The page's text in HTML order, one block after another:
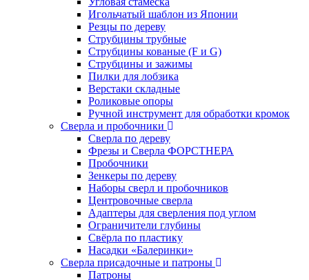
Игольчатый шаблон из Японии
Резцы по дереву
Струбцины трубные
Струбцины кованые (F и G)
Струбцины и зажимы
Пилки для лобзика
Верстаки складные
Роликовые опоры
Ручной инструмент для обработки кромок
Сверла и пробочники
Сверла по дереву
Фрезы и Сверла ФОРСТНЕРА
Пробочники
Зенкеры по дереву
Наборы сверл и пробочников
Центровочные сверла
Адаптеры для сверления под углом
Ограничители глубины
Свёрла по пластику
Насадки «Балеринки»
Сверла присадочные и патроны
Патроны